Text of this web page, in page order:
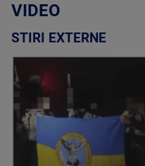
VIDEO
STIRI EXTERNE